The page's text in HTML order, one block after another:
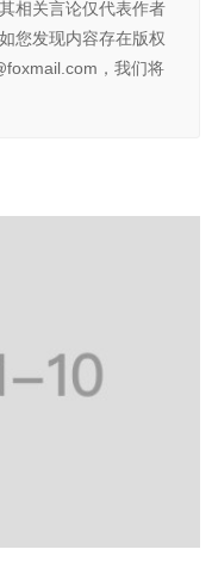
相关言论仅代表作者
您发现内容存在版权
，我们将